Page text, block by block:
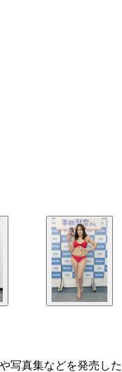
写真集などを発売した